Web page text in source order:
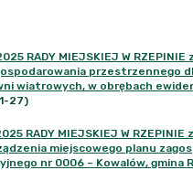
RADY MIEJSKIEJ W
przestrzennego
wiatrowych, w obrębach
27)
RADY MIEJSKIEJ W
miejscowego planu
nr 0006 – Kowalów, gmina